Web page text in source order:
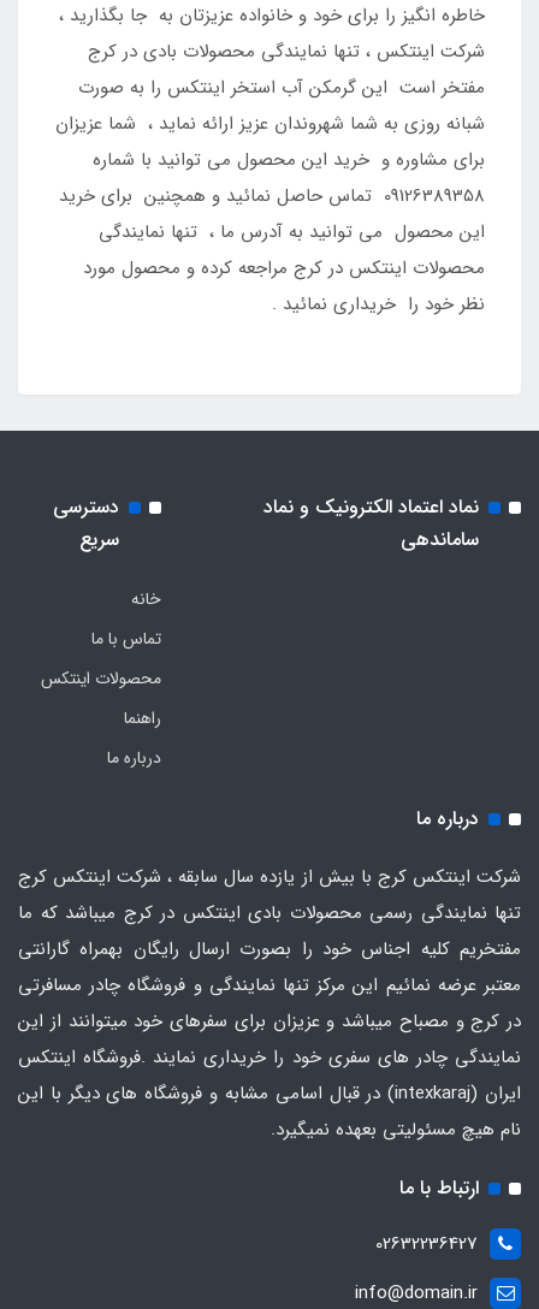
خاطره انگیز را برای خود و خانواده عزیزتان به جا بگذارید ،
شرکت اینتکس ، تنها نمایندگی محصولات بادی در کرج
مفتخر است این گرمکن آب استخر اینتکس را به صورت
شبانه روزی به شما شهروندان عزیز ارائه نماید ، شما عزیزان
برای مشاوره و خرید این محصول می توانید با شماره
09126389358 تماس حاصل نمائید و همچنین برای خرید
این محصول می توانید به آدرس ما ، تنها نمایندگی
محصولات اینتکس در کرج مراجعه کرده و محصول مورد
نظر خود را خریداری نمائید .
نماد اعتماد الکترونیک و نماد
ساماندهی
دسترسی
سریع
خانه
تماس با ما
محصولات اینتکس
راهنما
درباره ما
درباره ما
شرکت اینتکس کرج با بیش از یازده سال سابقه ، شرکت اینتکس کرج
تنها نمایندگی رسمی محصولات بادی اینتکس در کرج میباشد که ما
مفتخریم کلیه اجناس خود را بصورت ارسال رایگان بهمراه گارانتی
معتبر عرضه نمائیم این مرکز تنها نمایندگی و فروشگاه چادر مسافرتی
در کرج و مصباح میباشد و عزیزان برای سفرهای خود میتوانند از این
نمایندگی چادر های سفری خود را خریداری نمایند .فروشگاه اینتکس
ایران
(intexkaraj) در قبال اسامی مشابه و فروشگاه های دیگر با این
نام هیچ مسئولیتی بعهده نمیگیرد.
ارتباط با ما
02632236427
info@domain.ir